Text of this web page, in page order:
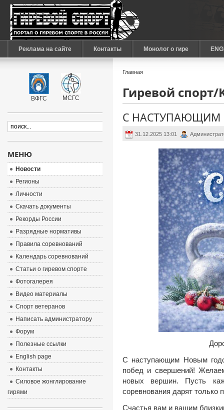
Реклама на сайте Контакты Монолог о гире
Главная
Гиревой
С НАСТУПАЮЩИМ
31.12.2025 13:01
С наступающим Новым
побед и свершений!
новых вершин. Пусть
соревнования дарят
Счастья вам и вашим
ВФГС МСГС
МЕНЮ
Новости
Регионы
Личности
Скачать документы
Рекорды России
Разрядные нормативы
Правила соревнований
Календарь соревнований
Статьи о гиревом спорте
Фотогалерея
Видео материалы
Спорт ветеранов
Написать администратору
Форум
Полезные ссылки
English page
Контакты
Силовое жонглирование
гирями